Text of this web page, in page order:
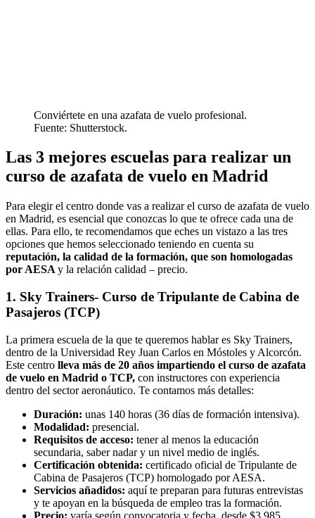
Conviértete en una azafata de vuelo profesional.
Fuente: Shutterstock.
Las 3 mejores escuelas para realizar un
curso de azafata de vuelo en Madrid
Para elegir el centro donde vas a realizar el curso de azafata de vuelo
en Madrid, es esencial que conozcas lo que te ofrece cada una de
ellas. Para ello, te recomendamos que eches un vistazo a las tres
opciones que hemos seleccionado teniendo en cuenta su
reputación, la calidad de la formación, que son homologadas
por AESA y la relación calidad – precio.
1. Sky Trainers- Curso de Tripulante de Cabina de
Pasajeros (TCP)
La primera escuela de la que te queremos hablar es Sky Trainers,
dentro de la Universidad Rey Juan Carlos en Móstoles y Alcorcón.
Este centro lleva más de 20 años impartiendo el curso de azafata
de vuelo en Madrid o TCP, con instructores con experiencia
dentro del sector aeronáutico. Te contamos más detalles:
Duración: unas 140 horas (36 días de formación intensiva).
Modalidad: presencial.
Requisitos de acceso: tener al menos la educación
secundaria, saber nadar y un nivel medio de inglés.
Certificación obtenida: certificado oficial de Tripulante de
Cabina de Pasajeros (TCP) homologado por AESA.
Servicios añadidos: aquí te preparan para futuras entrevistas
y te apoyan en la búsqueda de empleo tras la formación.
Precio: varía según convocatoria y fecha, desde $3.985